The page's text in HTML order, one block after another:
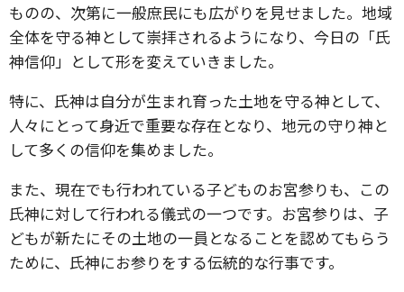
ものの、次第に一般庶民にも広がりを見せました。地域
全体を守る神として崇拝されるようになり、今日の「氏
神信仰」として形を変えていきました。
特に、氏神は自分が生まれ育った土地を守る神として、
人々にとって身近で重要な存在となり、地元の守り神と
して多くの信仰を集めました。
また、現在でも行われている子どものお宮参りも、この
氏神に対して行われる儀式の一つです。お宮参りは、子
どもが新たにその土地の一員となることを認めてもらう
ために、氏神にお参りをする伝統的な行事です。